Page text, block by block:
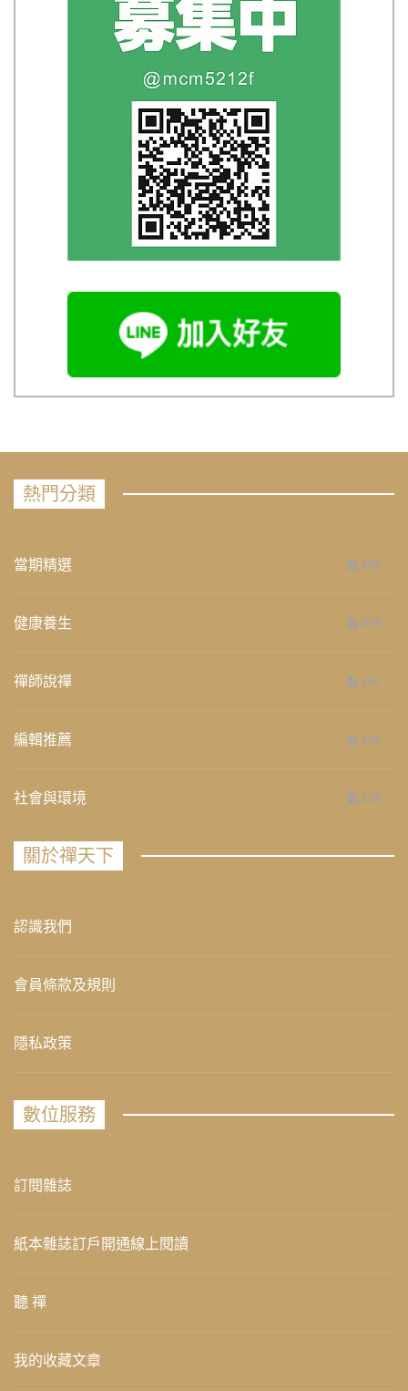
熱門分類
當期精選 658
健康養生 276
禪師說禪 267
編輯推薦 236
社會與環境 235
關於禪天下
認識我們
會員條款及規則
隱私政策
數位服務
訂閱雜誌
紙本雜誌訂戶開通線上閱讀
聽 禪
我的收藏文章